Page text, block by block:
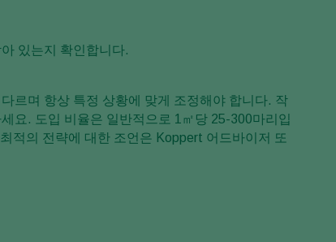
있는지 확인합니다.
르며 항상 특정 상황에 맞게 조정해야 합니다. 작
요. 도입 비율은 일반적으로 1㎡당 25-300마리입
적의 전략에 대한 조언은 Koppert 어드바이저 또